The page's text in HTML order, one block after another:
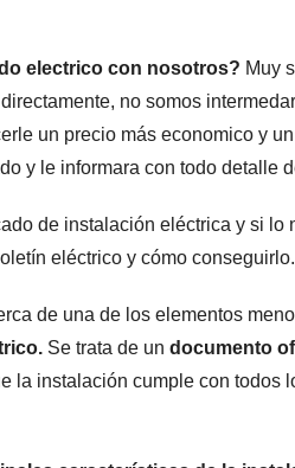
electrico con nosotros? Muy
no somos
un precio más economico y
y le informara con todo detalle
de instalación eléctrica y si lo
eléctrico y cómo conseguirlo.
de una de los elementos
Se trata de un documento
la instalación cumple con todos